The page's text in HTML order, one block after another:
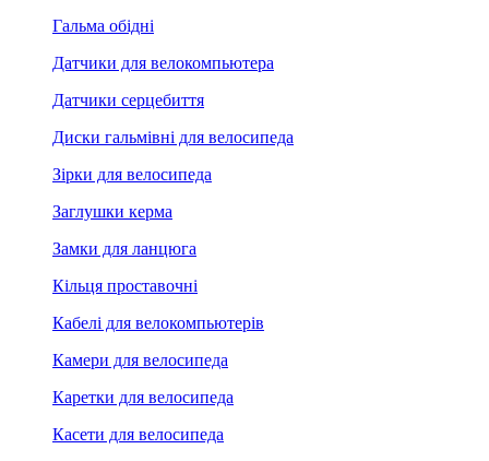
Гальма обідні
Датчики для велокомпьютера
Датчики серцебиття
Диски гальмівні для велосипеда
Зірки для велосипеда
Заглушки керма
Замки для ланцюга
Кільця проставочні
Кабелі для велокомпьютерів
Камери для велосипеда
Каретки для велосипеда
Касети для велосипеда